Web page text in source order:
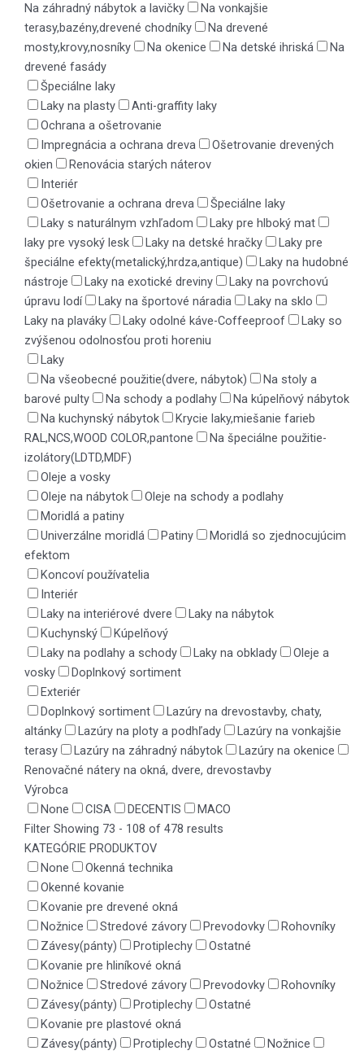
Na záhradný nábytok a lavičky
Na vonkajšie
terasy,bazény,drevené chodníky
Na drevené
mosty,krovy,nosníky
Na okenice Na detské ihriská
Na
drevené fasády
Špeciálne laky
Laky na plasty
Anti-graffity laky
Ochrana a ošetrovanie
Impregnácia a ochrana dreva
Ošetrovanie drevených
okien
Renovácia starých náterov
Interiér
Ošetrovanie a ochrana dreva
Špeciálne laky
Laky s naturálnym vzhľadom
Laky pre hlboký mat
laky pre vysoký lesk
Laky na detské hračky
Laky pre
špeciálne efekty(metalický,hrdza,antique)
Laky na hudobné
nástroje
Laky na exotické dreviny
Laky na povrchovú
úpravu lodí
Laky na športové náradia
Laky na sklo
Laky na plaváky
Laky odolné káve-Coffeeproof
Laky so
zvýšenou odolnosťou proti horeniu
Laky
Na všeobecné použitie(dvere, nábytok)
Na stoly a
barové pulty
Na schody a podlahy
Na kúpelňový nábytok
Na kuchynský nábytok
Krycie laky,miešanie farieb
RAL,NCS,WOOD COLOR,pantone
Na špeciálne použitie-
izolátory(LDTD,MDF)
Oleje a vosky
Oleje na nábytok
Oleje na schody a podlahy
Moridlá a patiny
Univerzálne moridlá
Patiny
Moridlá so zjednocujúcim
efektom
Koncoví používatelia
Interiér
Laky na interiérové dvere
Laky na nábytok
Kuchynský
Kúpelňový
Laky na podlahy a schody
Laky na obklady
Oleje a
vosky
Doplnkový sortiment
Exteriér
Doplnkový sortiment
Lazúry na drevostavby, chaty,
altánky
Lazúry na ploty a podhľady
Lazúry na vonkajšie
terasy
Lazúry na záhradný nábytok
Lazúry na okenice
Renovačné nátery na okná, dvere, drevostavby
Výrobca
None
CISA DECENTIS
MACO
FilterShowing 73 - 108 of 478 results
KATEGÓRIE PRODUKTOV
None
Okenná technika
Okenné kovanie
Kovanie pre drevené okná
Nožnice
Stredové závory Prevodovky
Rohovníky
Závesy(pánty)
Protiplechy
Ostatné
Kovanie pre hliníkové okná
Nožnice
Stredové závory Prevodovky
Rohovníky
Závesy(pánty)
Protiplechy
Ostatné
Kovanie pre plastové okná
Závesy(pánty)
Protiplechy Ostatné Nožnice